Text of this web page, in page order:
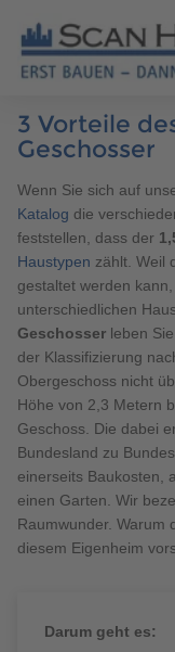
HÄUSER
MUSTERHÄUSER
SCANHAUS-
RUND UMS BAUEN
ÜBER UNS
Brauchen Sie
038221 4000
3 Vorteile
Geschosser
Wenn Sie sich auf
Katalog die
feststellen, dass der
Haustypen zählt. Weil
gestaltet werden
unterschiedlichen
Geschosser leben
der Klassifizierung
Obergeschoss nicht
Höhe von 2,3 Metern
Geschoss. Die dabei
Bundesland zu
einerseits Baukosten,
einen Garten. Wir
Raumwunder. Warum
diesem Eigenheim
Darum geht es: